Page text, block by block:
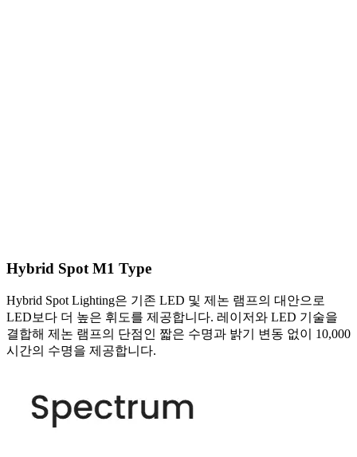
Hybrid Spot M1 Type
Hybrid Spot Lighting은 기존 LED 및 제논 램프의 대안으로
LED보다 더 높은 휘도를 제공합니다. 레이저와 LED 기술을
결합해 제논 램프의 단점인 짧은 수명과 밝기 변동 없이 10,000
시간의 수명을 제공합니다.